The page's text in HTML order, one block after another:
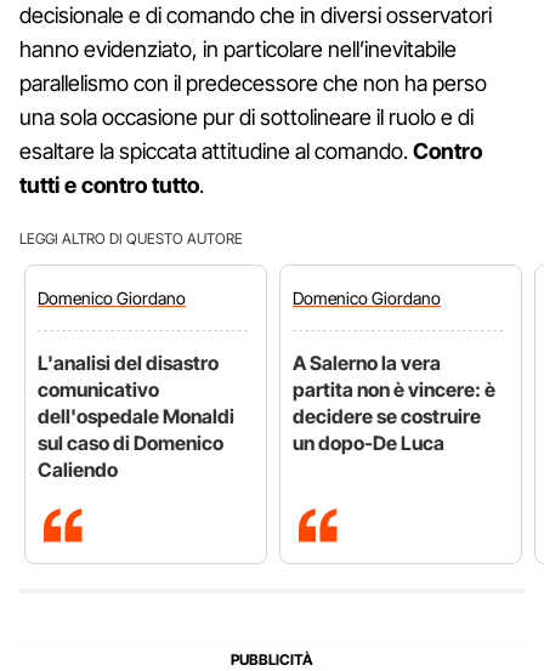
decisionale e di comando che in diversi osservatori
hanno evidenziato, in particolare nell’inevitabile
parallelismo con il predecessore che non ha perso
una sola occasione pur di sottolineare il ruolo e di
esaltare la spiccata attitudine al comando.Contro
tutti e contro tutto.
LEGGI ALTRO DI QUESTO AUTORE
DomenicoGiordano
L'analisi del disastro
comunicativo
dell'ospedale Monaldi
sul caso di Domenico
Caliendo
DomenicoGiordano
A Salerno la vera
partita non è vincere: è
decidere se costruire
un dopo-De Luca